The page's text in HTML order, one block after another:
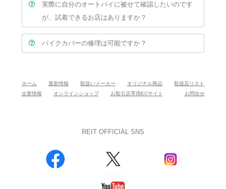
実際に自分のオートバイに被せて確認したいのです
が、試着できるお店はありますか？
バイクカバーの修理は可能ですか？
ホーム 最新情報 取扱いメーカー オリジナル商品
取扱店リスト
企業情報
オンラインショップ お取引店専用ECサイト お問合せ
REIT OFFICIAL SNS